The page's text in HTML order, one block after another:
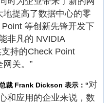
提高了数据中心的零
等创新先锋开发下
非凡的 NVIDIA
持的Check Point
关。”
Frank Dickson 表示：“对
和应用的企业来说，数